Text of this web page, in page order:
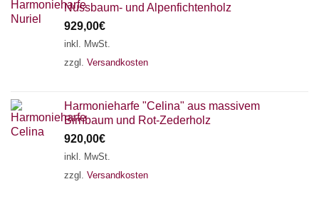
Nussbaum- und Alpenfichtenholz
929,00€
inkl. MwSt.
zzgl. Versandkosten
Harmonieharfe "Celina" aus massivem
Birnbaum und Rot-Zederholz
920,00€
inkl. MwSt.
zzgl. Versandkosten